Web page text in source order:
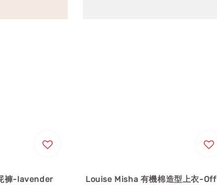
褲-lavender Louise Misha 有機棉造型上衣-Off